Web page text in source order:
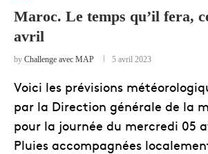
Maroc. Le temps qu’il fera,
avril
by Challenge avec MAP 5 avril 2023
Voici les prévisions
par la Direction générale de la
pour la journée du mercredi 05
Pluies accompagnées